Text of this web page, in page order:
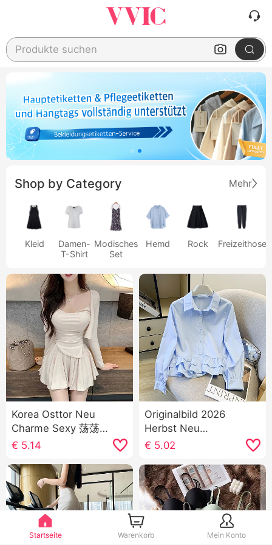
Produkte suchen
Shop by Category Mehr
Kleid
Damen-
T-Shirt
Modisches
Set
Hemd Rock Freizeithose
Korea Osttor Neu
Charme Sexy 荡荡
Kragen Träger Kurz
Strickjacke Halber Rock
Drei Stücke Anzug
Damen
€ 5.14
Originalbild 2026
Herbst Neu
Koreanischer Stil
kombinierbar Süß
College-Stil Rüschen
Langarm Hemd Damen
oberteile
€ 5.02
Startseite Warenkorb Mein Konto